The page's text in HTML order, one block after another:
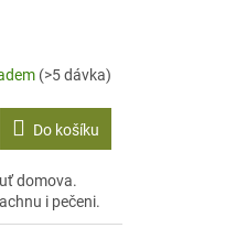
(>5 dávka)
Do košíku
domova.
i pečeni.